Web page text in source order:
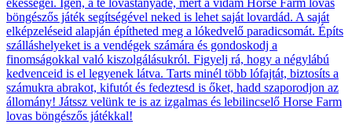
ékességei. Igen, a te lovastanyádé, mert a vidám Horse Farm lovas
böngészős játék segítségével neked is lehet saját lovardád. A saját
elképzeléseid alapján építheted meg a lókedvelő paradicsomát. Építs
szálláshelyeket is a vendégek számára és gondoskodj a
finomságokkal való kiszolgálásukról. Figyelj rá, hogy a négylábú
kedvenceid is el legyenek látva. Tarts minél több lófajtát, biztosíts a
számukra abrakot, kifutót és fedeztesd is őket, hadd szaporodjon az
állomány! Játssz velünk te is az izgalmas és lebilincselő Horse Farm
lovas böngészős játékkal!